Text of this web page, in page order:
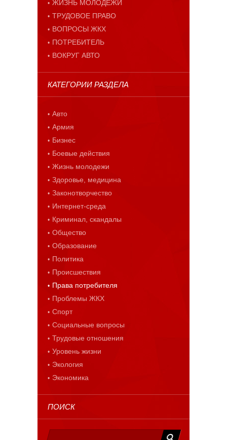
ЖИЗНЬ МОЛОДЕЖИ
ТРУДОВОЕ ПРАВО
ВОПРОСЫ ЖКХ
ПОТРЕБИТЕЛЬ
ВОКРУГ АВТО
КАТЕГОРИИ РАЗДЕЛА
Авто
Армия
Бизнес
Боевые действия
Жизнь молодежи
Здоровье, медицина
Законотворчество
Интернет-среда
Криминал, скандалы
Общество
Образование
Политика
Происшествия
Права потребителя
Проблемы ЖКХ
Спорт
Социальные вопросы
Трудовые отношения
Уровень жизни
Экология
Экономика
ПОИСК